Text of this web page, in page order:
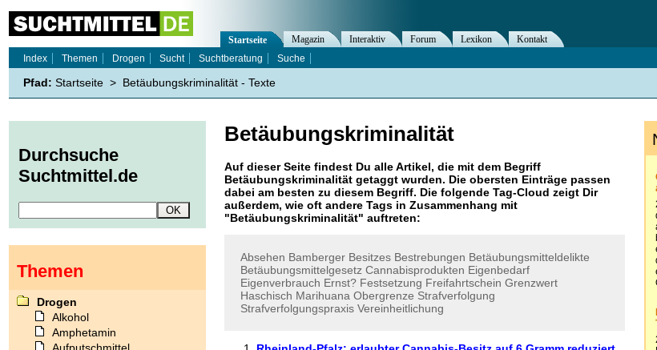
Betäubungskriminalität
Auf dieser Seite findest Du alle Artikel, die mit dem Begriff
Betäubungskriminalität getaggt wurden. Die obersten Einträge passen
dabei am besten zu diesem Begriff. Die folgende Tag-Cloud zeigt Dir
außerdem, wie oft andere Tags in Zusammenhang mit
"Betäubungskriminalität" auftreten:
Absehen Bamberger Besitzes Bestrebungen Betäubungsmitteldelikte
Betäubungsmittelgesetz Cannabisprodukten Eigenbedarf
Eigenverbrauch Ernst? Festsetzung Freifahrtschein Grenzwert
Haschisch Marihuana Obergrenze Strafverfolgung
Strafverfolgungspraxis Vereinheitlichung
Startseite Magazin Interaktiv Forum Lexikon
Kontakt
Index
Themen Drogen Sucht Suchtberatung Suche
Pfad: Startseite > Betäubungskriminalität - Texte
Durchsuche
Suchtmittel.de
Themen
Drogen
Alkohol
Amphetamin
Aufputschmittel